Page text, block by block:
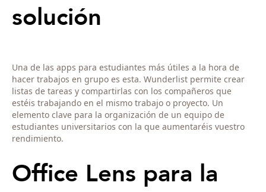
solución
Una de las apps para estudiantes más útiles a la hora de
hacer trabajos en grupo es esta. Wunderlist permite crear
listas de tareas y compartirlas con los compañeros que
estéis trabajando en el mismo trabajo o proyecto. Un
elemento clave para la organización de un equipo de
estudiantes universitarios con la que aumentaréis vuestro
rendimiento.
Office Lens para la